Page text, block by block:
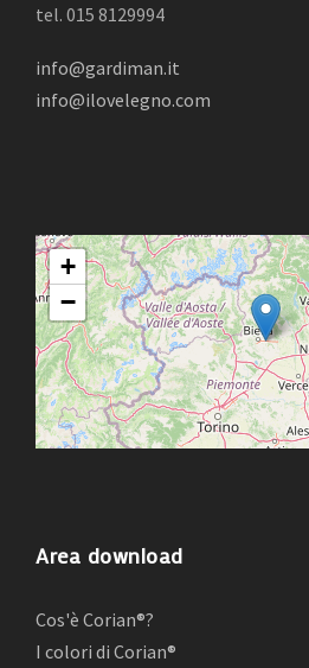
tel. 015 8129994
info@gardiman.it
info@ilovelegno.com
+
−
Area download
Cos'è Corian®?
I colori di Corian®